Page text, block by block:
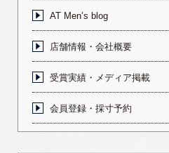
AT Men’s blog
店舗情報・会社概要
受賞実績・メディア掲載
会員登録・採寸予約